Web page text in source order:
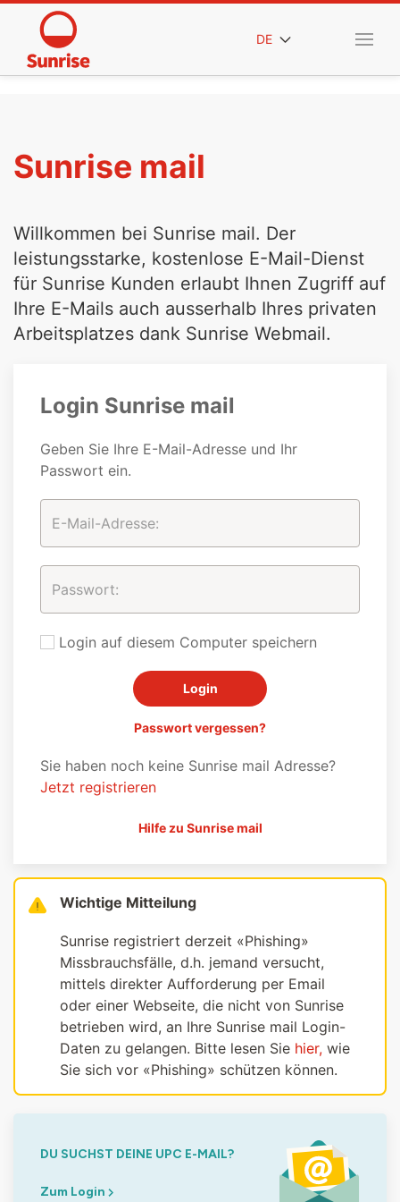
DE
Sunrise mail
Willkommen bei Sunrise mail. Der
leistungsstarke, kostenlose E-Mail-Dienst
für Sunrise Kunden erlaubt Ihnen Zugriff auf
Ihre E-Mails auch ausserhalb Ihres privaten
Arbeitsplatzes dank Sunrise Webmail.
Login Sunrise mail
Geben Sie Ihre E-Mail-Adresse und Ihr
Passwort ein.
Login auf diesem Computer speichern
Passwort vergessen?
Sie haben noch keine Sunrise mail Adresse?
Jetzt registrieren
Hilfe zu Sunrise mail
Wichtige Mitteilung
Sunrise registriert derzeit «Phishing»
Missbrauchsfälle, d.h. jemand versucht,
mittels direkter Aufforderung per Email
oder einer Webseite, die nicht von Sunrise
betrieben wird, an Ihre Sunrise mail Login-
Daten zu gelangen. Bitte lesen Sie hier, wie
Sie sich vor «Phishing» schützen können.
DU SUCHST DEINE UPC E-MAIL?
Zum Login